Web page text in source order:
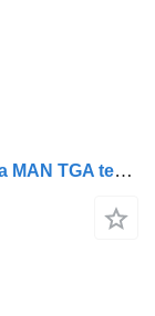
51541007087 pneumatski kompresor za MAN TGA tegljača